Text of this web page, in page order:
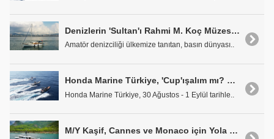
Denizlerin 'Sultan'ı Rahmi M. Koç Müzesi'nde
Amatör denizciliği ülkemize tanıtan, basın dünyası..
Honda Marine Türkiye, 'Cup'ışalım mı? by Hanse Deniz Festivali'nde...
Honda Marine Türkiye, 30 Ağustos - 1 Eylül tarihle..
M/Y Kaşif, Cannes ve Monaco için Yola Çıktı